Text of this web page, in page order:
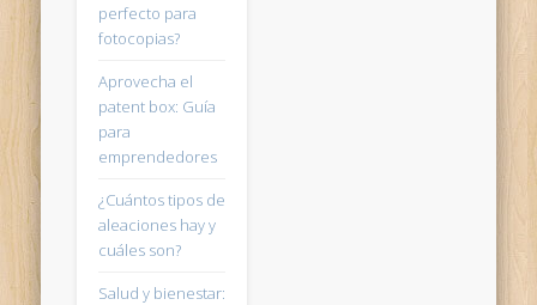
perfecto para
fotocopias?
Aprovecha el
patent box: Guía
para
emprendedores
¿Cuántos tipos de
aleaciones hay y
cuáles son?
Salud y bienestar: